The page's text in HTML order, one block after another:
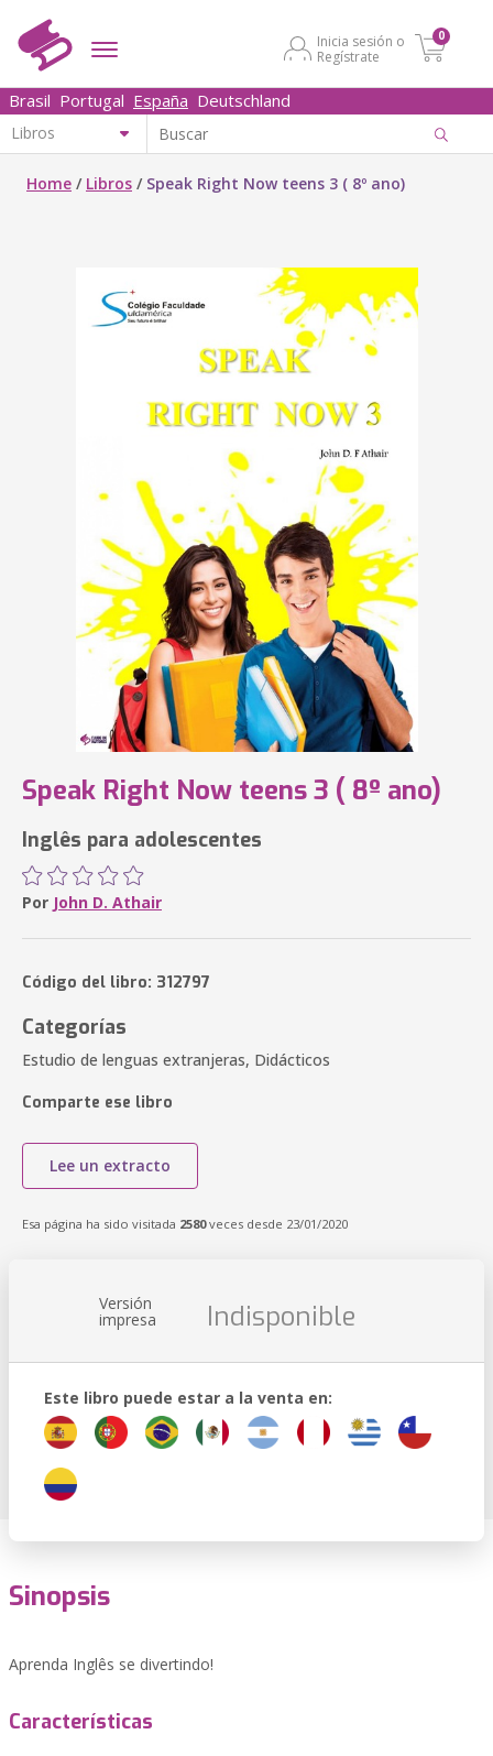
Inicia sesión o
Regístrate
0
Brasil Portugal España Deutschland
Home / Libros / Speak Right Now teens 3 ( 8º ano)
Speak Right Now teens 3 ( 8º ano)
Inglês para adolescentes
Por John D. Athair
Código del libro: 312797
Categorías
Estudio de lenguas extranjeras, Didácticos
Comparte ese libro
Lee un extracto
Esa página ha sido visitada 2580veces desde 23/01/2020
Versión
impresa Indisponible
Este libro puede estar a la venta en:
Sinopsis
Aprenda Inglês se divertindo!
Características